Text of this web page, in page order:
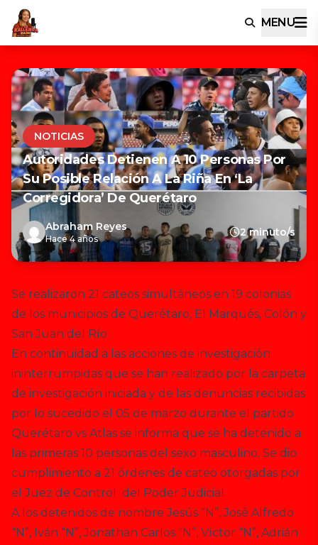
MENU
NOTICIAS
Autoridades Detienen A 10 Personas Por
Su Posible Relación A La Riña En ‘La
Corregidora’ De Querétaro
Abraham Reyes
Hace 4 años
2 minuto/s
Se realizaron 21 cateos simultáneos en 19 colonias
de los municipios de Querétaro, El Marqués, Colón y
San Juan del Río
En continuidad a las acciones de investigación
ininterrumpidas que se han realizado por la carpeta
de investigación iniciada y de las denuncias recibidas
por lo sucedido el 05 de marzo durante el partido
Querétaro vs Atlas se informa que se ha detenido a
las primeras 10 personas del sexo masculino. Se dio
cumplimiento a 21 órdenes de cateo otorgadas por
el Juez de Control del Poder Judicial.
A los detenidos de nombre Jesús “N”, José Alfredo
“N”, Iván “N”, Jonathan Carlos “N”, Víctor “N”, Adrián